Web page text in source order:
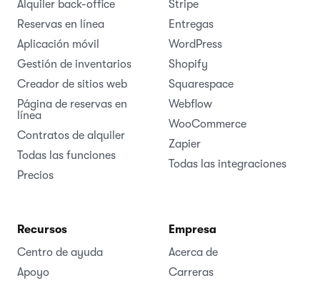
Alquiler back-office
Reservas en línea
Aplicación móvil
Gestión de inventarios
Creador de sitios web
Página de reservas en
línea
Contratos de alquiler
Todas las funciones
Precios
Stripe
Entregas
WordPress
Shopify
Squarespace
Webflow
WooCommerce
Zapier
Todas las integraciones
Recursos
Centro de ayuda
Apoyo
Empresa
Acerca de
Carreras